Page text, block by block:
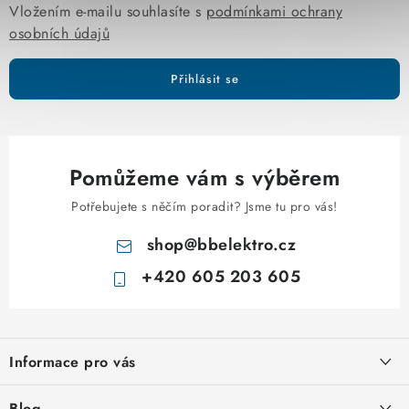
Vložením e-mailu souhlasíte s podmínkami ochrany
osobních údajů
Přihlásit se
Pomůžeme vám s výběrem
Potřebujete s něčím poradit? Jsme tu pro vás!
shop@bbelektro.cz
+420 605 203 605
p
a
Informace pro vás